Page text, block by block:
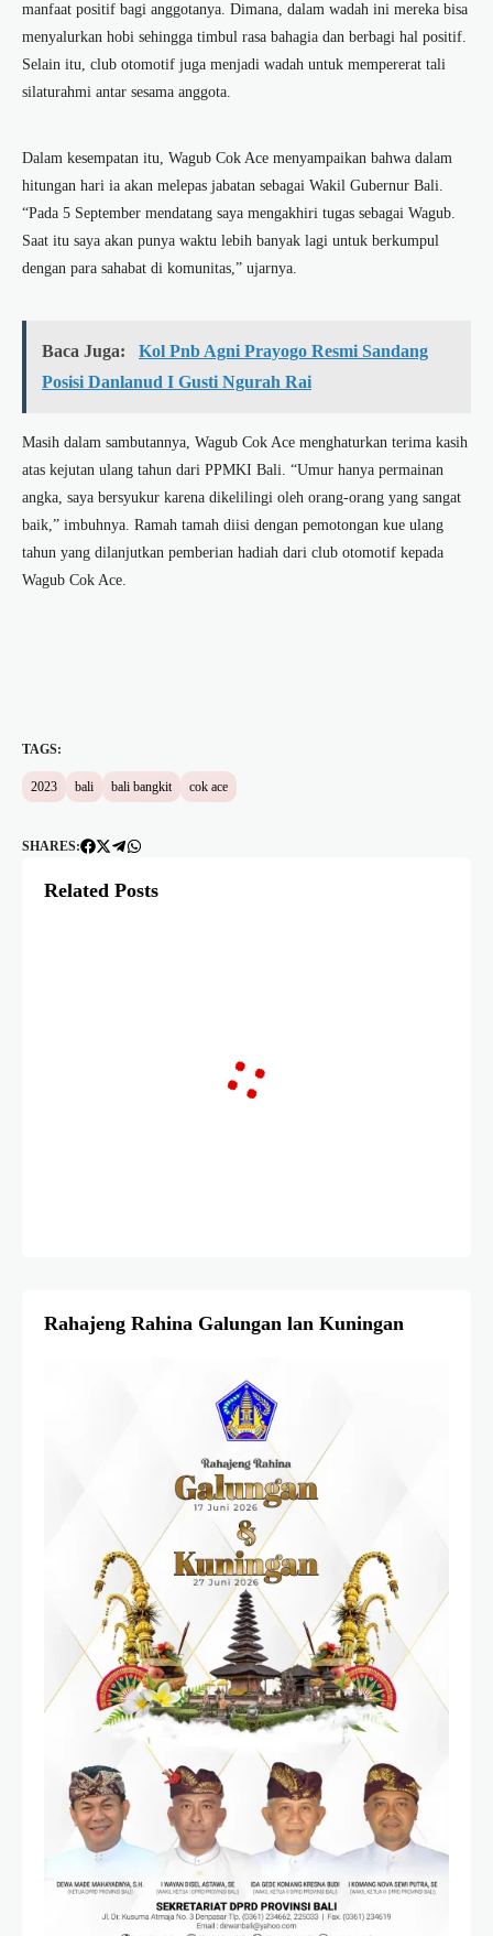
manfaat positif bagi anggotanya. Dimana, dalam wadah ini mereka bisa
menyalurkan hobi sehingga timbul rasa bahagia dan berbagi hal positif.
Selain itu, club otomotif juga menjadi wadah untuk mempererat tali
silaturahmi antar sesama anggota.
Dalam kesempatan itu, Wagub Cok Ace menyampaikan bahwa dalam
hitungan hari ia akan melepas jabatan sebagai Wakil Gubernur Bali.
“Pada 5 September mendatang saya mengakhiri tugas sebagai Wagub.
Saat itu saya akan punya waktu lebih banyak lagi untuk berkumpul
dengan para sahabat di komunitas,” ujarnya.
Baca Juga:
Kol Pnb Agni Prayogo Resmi Sandang
Posisi Danlanud I Gusti Ngurah Rai
Masih dalam sambutannya, Wagub Cok Ace menghaturkan terima kasih
atas kejutan ulang tahun dari PPMKI Bali. “Umur hanya permainan
angka, saya bersyukur karena dikelilingi oleh orang-orang yang sangat
baik,” imbuhnya. Ramah tamah diisi dengan pemotongan kue ulang
tahun yang dilanjutkan pemberian hadiah dari club otomotif kepada
Wagub Cok Ace.
TAGS:
2023 bali bali bangkit cok ace
SHARES:
Related Posts
Rahajeng Rahina Galungan lan Kuningan